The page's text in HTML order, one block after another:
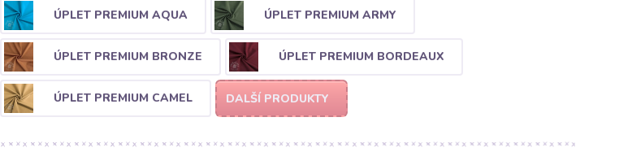
ÚPLET PREMIUM AQUA ÚPLET PREMIUM ARMY
ÚPLET PREMIUM BRONZE ÚPLET PREMIUM BORDEAUX
ÚPLET PREMIUM CAMEL DALŠÍ PRODUKTY